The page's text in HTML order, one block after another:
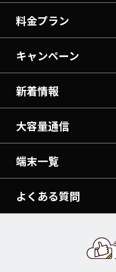
料金プラン
キャンペーン
新着情報
大容量通信
端末一覧
よくある質問